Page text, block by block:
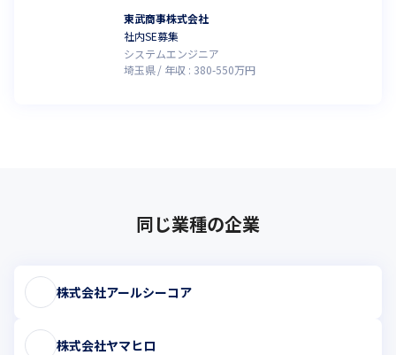
東武商事株式会社
社内SE募集
システムエンジニア
埼玉県
年収 : 380-550万円
同じ業種の企業
株式会社アールシーコア
株式会社ヤマヒロ